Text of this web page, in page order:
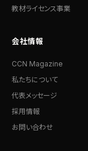
教材ライセンス事業
会社情報
CCN Magazine
私たちについて
代表メッセージ
採用情報
お問い合わせ